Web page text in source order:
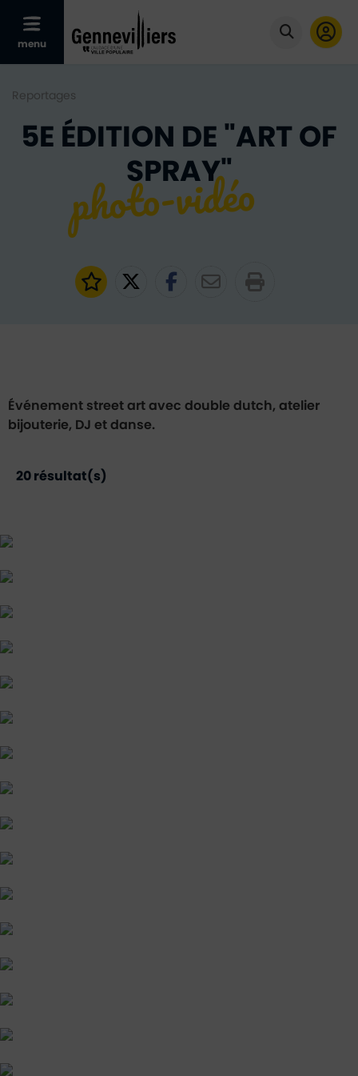
Afficher le menu mobile
menu Cliquer
Reportages
5E ÉDITION DE "ART OF
SPRAY"
Ajouter aux favoris
Partager sur Twitter
Partager sur
Partager par
Événement street art avec double dutch, atelier
bijouterie, DJ et danse.
20 résultat(s)